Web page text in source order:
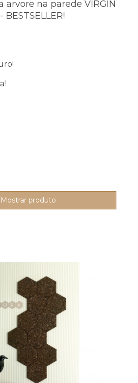
arvore na parede VIRGIN
BESTSELLER!
Mostrar produto